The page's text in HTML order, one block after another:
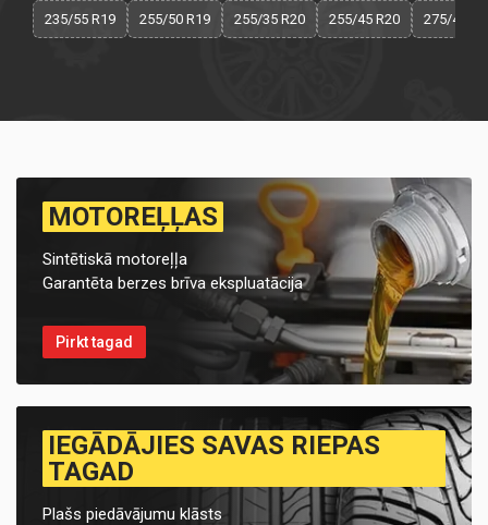
235/55 R19 255/50 R19 255/35 R20 255/45 R20 275/40
MOTOREĻĻAS
Sintētiskā motoreļļa
Garantēta berzes brīva ekspluatācija
Pirkt tagad
IEGĀDĀJIES SAVAS RIEPAS
TAGAD
Plašs piedāvājumu klāsts